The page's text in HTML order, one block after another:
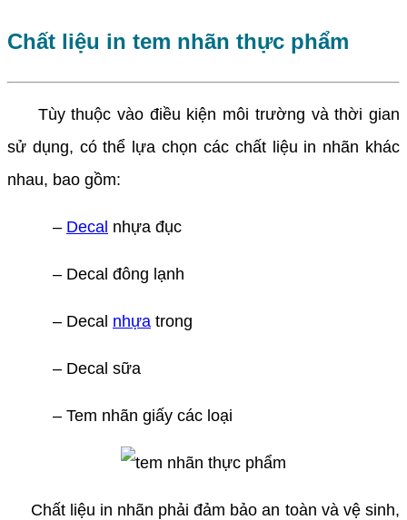
Chất liệu in tem nhãn thực phẩm
Tùy thuộc vào điều kiện môi trường và thời gian
sử dụng, có thể lựa chọn các chất liệu in nhãn khác
nhau, bao gồm:
– Decal nhựa đục
– Decal đông lạnh
– Decal nhựa trong
– Decal sữa
– Tem nhãn giấy các loại
Chất liệu in nhãn phải đảm bảo an toàn và vệ sinh,